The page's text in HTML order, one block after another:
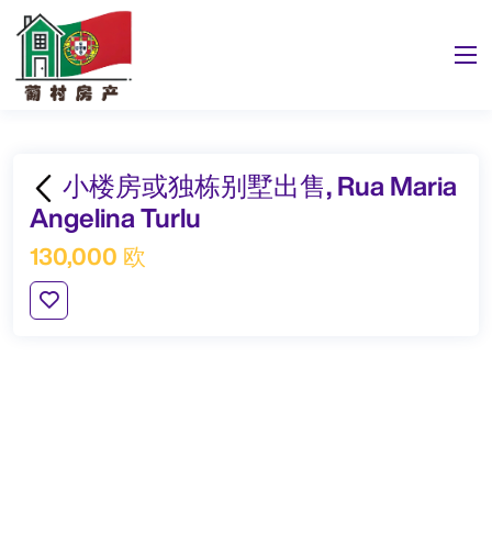
小楼房或独栋别墅出售, Rua Maria
Angelina Turlu
130,000 欧